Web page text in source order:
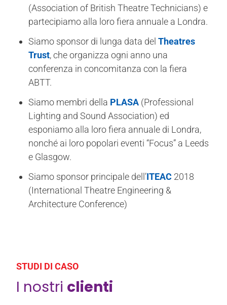
(Association of British Theatre Technicians) e
partecipiamo alla loro fiera annuale a Londra.
Siamo sponsor di lunga data del Theatres
Trust, che organizza ogni anno una
conferenza in concomitanza con la fiera
ABTT.
Siamo membri della PLASA (Professional
Lighting and Sound Association) ed
esponiamo alla loro fiera annuale di Londra,
nonché ai loro popolari eventi “Focus” a Leeds
e Glasgow.
Siamo sponsor principale dell’ITEAC 2018
(International Theatre Engineering &
Architecture Conference)
STUDI DI CASO
I nostri clienti